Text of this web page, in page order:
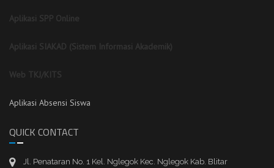
Aplikasi SPP Online
Aplikasi SIAKAD (Sistem Informasi Akademik)
Web TKJ/KITS
Aplikasi Absensi Siswa
QUICK CONTACT
Jl. Penataran No. 1 Kel. Nglegok Kec. Nglegok Kab. Blitar